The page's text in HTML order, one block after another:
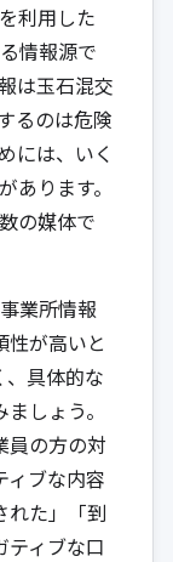
利用した
情報源で
は玉石混交
るのは危険
には、いく
あります。
の媒体で
業所情報
性が高いと
、具体的な
しょう。
員の方の対
ィブな内容
れた」「到
ティブな口